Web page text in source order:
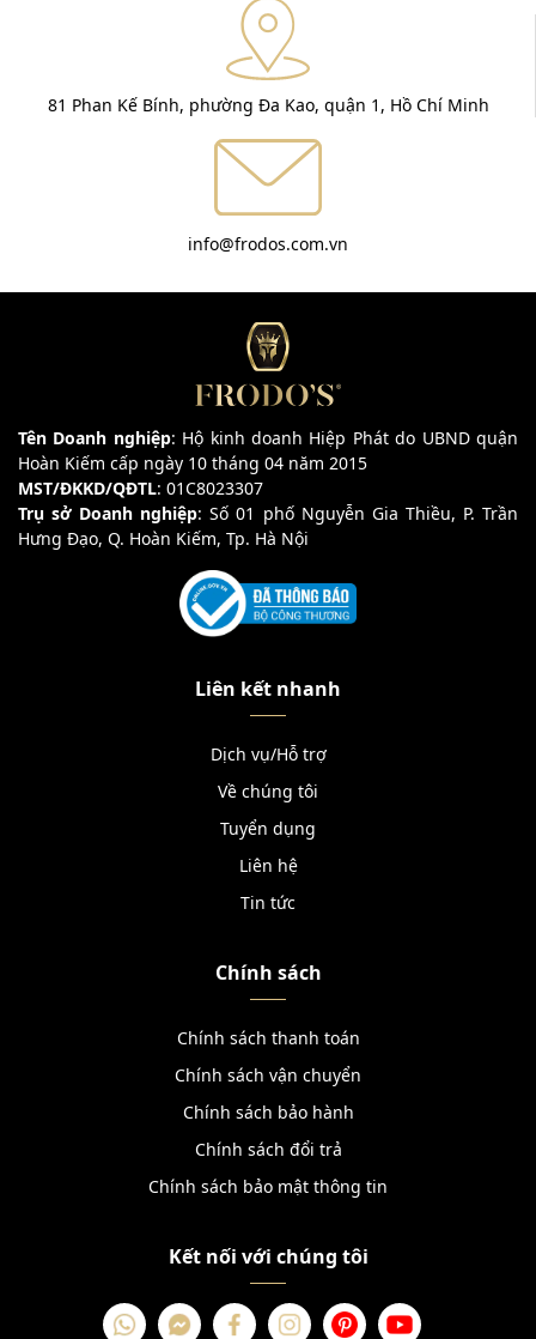
81 Phan Kế Bính, phường Đa Kao, quận 1, Hồ Chí Minh
info@frodos.com.vn
Tên Doanh nghiệp: Hộ kinh doanh Hiệp Phát do UBND quận
Hoàn Kiếm cấp ngày 10 tháng 04 năm 2015
MST/ĐKKD/QĐTL: 01C8023307
Trụ sở Doanh nghiệp: Số 01 phố Nguyễn Gia Thiều, P. Trần
Hưng Đạo, Q. Hoàn Kiếm, Tp. Hà Nội
Liên kết nhanh
Dịch vụ/Hỗ trợ
Về chúng tôi
Tuyển dụng
Liên hệ
Tin tức
Chính sách
Chính sách thanh toán
Chính sách vận chuyển
Chính sách bảo hành
Chính sách đổi trả
Chính sách bảo mật thông tin
Kết nối với chúng tôi